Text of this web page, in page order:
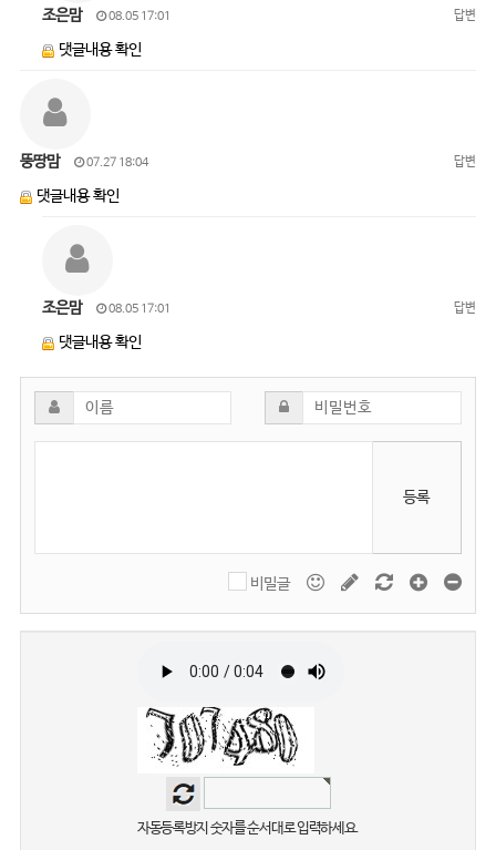
조은맘 08.05 17:01 답변
댓글내용 확인
뚱땅맘 07.27 18:04 답변
댓글내용 확인
조은맘 08.05 17:01 답변
댓글내용 확인
등록
비밀글
자동등록방지 숫자를 순서대로 입력하세요.